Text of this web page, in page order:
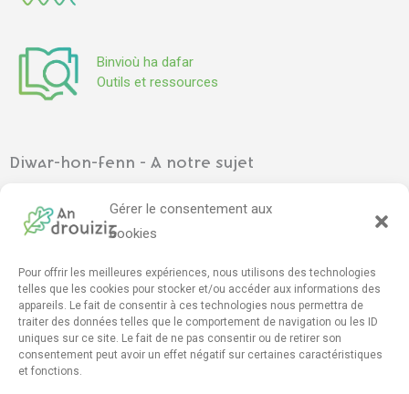
Gérer le consentement aux
cookies
Pour offrir les meilleures expériences, nous utilisons des technologies
telles que les cookies pour stocker et/ou accéder aux informations des
appareils. Le fait de consentir à ces technologies nous permettra de
traiter des données telles que le comportement de navigation ou les ID
uniques sur ce site. Le fait de ne pas consentir ou de retirer son
consentement peut avoir un effet négatif sur certaines caractéristiques
et fonctions.
Binvioù ha dafar
Outils et ressources
Diwar-hon-fenn - A notre sujet
Pennadoù kazetennoù – Articles de presse
Mont e darempred - Contact
Furmskrid daremprediñ–Formulaire de contact
drouizig[da]drouizig[pik]org